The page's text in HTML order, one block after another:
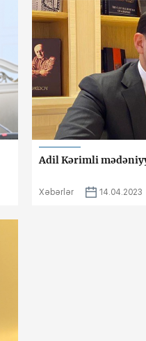
Adil Kərimli
Xəbərlər 14.04.2023